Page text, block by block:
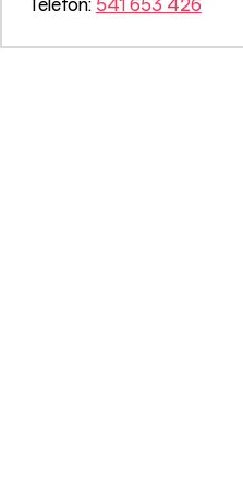
Telefon: 541 653 426